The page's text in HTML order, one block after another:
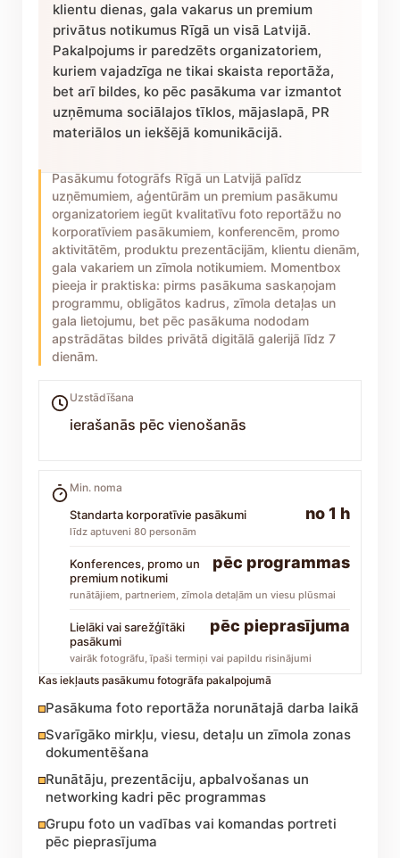
klientu dienas, gala vakarus un premium
privātus notikumus Rīgā un visā Latvijā.
Pakalpojums ir paredzēts organizatoriem,
kuriem vajadzīga ne tikai skaista reportāža,
bet arī bildes, ko pēc pasākuma var izmantot
uzņēmuma sociālajos tīklos, mājaslapā, PR
materiālos un iekšējā komunikācijā.
Pasākumu fotogrāfs Rīgā un Latvijā palīdz
uzņēmumiem, aģentūrām un premium pasākumu
organizatoriem iegūt kvalitatīvu foto reportāžu no
korporatīviem pasākumiem, konferencēm, promo
aktivitātēm, produktu prezentācijām, klientu dienām,
gala vakariem un zīmola notikumiem. Momentbox
pieeja ir praktiska: pirms pasākuma saskaņojam
programmu, obligātos kadrus, zīmola detaļas un
gala lietojumu, bet pēc pasākuma nododam
apstrādātas bildes privātā digitālā galerijā līdz 7
dienām.
Uzstādīšana
ierašanās pēc vienošanās
Min. noma
Standarta korporatīvie pasākumi no 1 h
līdz aptuveni 80 personām
Konferences, promo un
premium notikumi
pēc programmas
runātājiem, partneriem, zīmola detaļām un viesu plūsmai
Lielāki vai sarežģītāki
pasākumi
pēc pieprasījuma
vairāk fotogrāfu, īpaši termiņi vai papildu risinājumi
Kas iekļauts pasākumu fotogrāfa pakalpojumā
Pasākuma foto reportāža norunātajā darba laikā
Svarīgāko mirkļu, viesu, detaļu un zīmola zonas
dokumentēšana
Runātāju, prezentāciju, apbalvošanas un
networking kadri pēc programmas
Grupu foto un vadības vai komandas portreti
pēc pieprasījuma